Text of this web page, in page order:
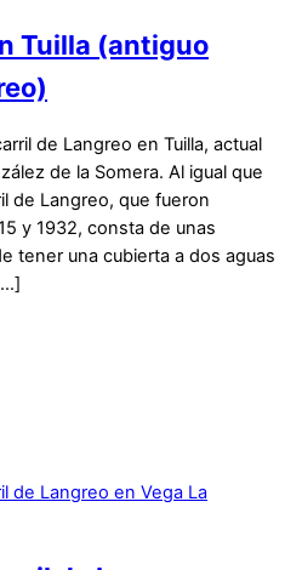
Tuilla (antiguo
de Langreo en Tuilla, actual
de la Somera. Al igual que
de Langreo, que fueron
y 1932, consta de unas
tener una cubierta a dos aguas